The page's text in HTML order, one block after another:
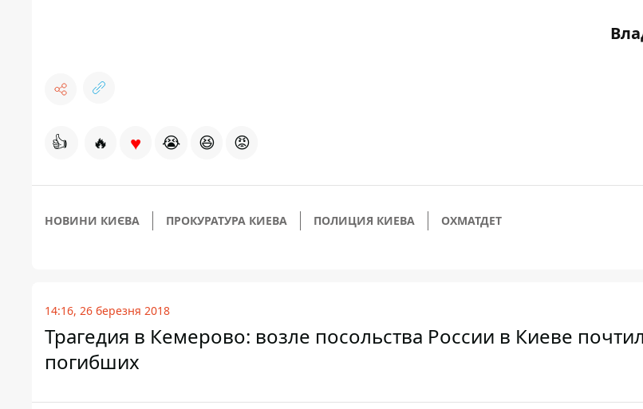
👍 🔥 ♥ 😭 😆 😡
НОВИНИ КИЄВА ПРОКУРАТУРА КИЕВА ПОЛИЦИЯ КИЕВА ОХМАТДЕТ
14:16, 26 березня 2018
Трагедия в Кемерово: возле посольства России в Киеве
погибших